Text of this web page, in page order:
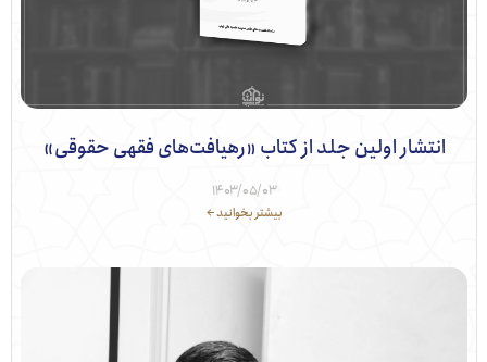
اولین جلد از کتاب «رهیافت­‌های فقهی حقوقی»
۱۴۰۳/۰۵/۰۳
بیشتر بخوانید ←